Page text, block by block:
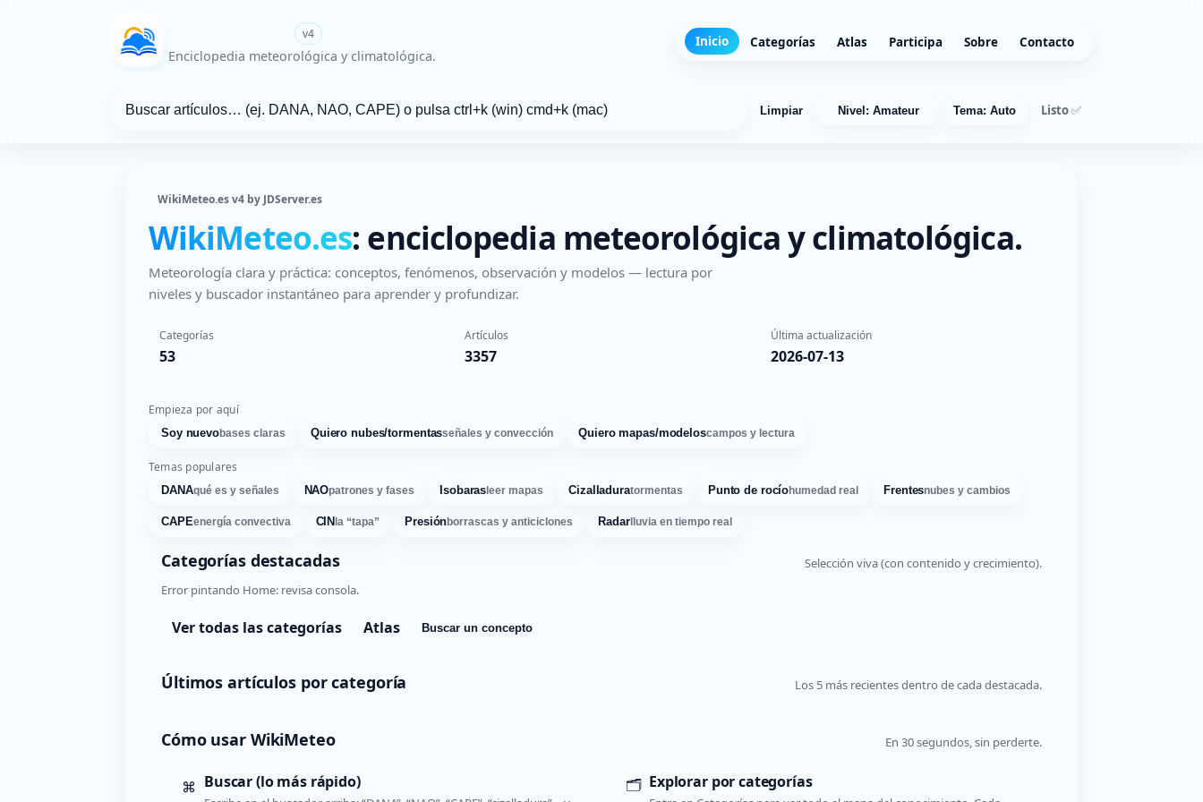
WikiMeteo.es v4
Enciclopedia meteorológica y climatológica.
Inicio Categorías Atlas Participa Sobre Contacto
Limpiar Nivel: Amateur Tema: Auto Listo ✅
WikiMeteo.es v4 by JDServer.es
WikiMeteo.es: enciclopedia meteorológica y climatológica.
Meteorología clara y práctica: conceptos, fenómenos, observación y modelos — lectura por
niveles y buscador instantáneo para aprender y profundizar.
Categorías
53
Artículos
3357
Última actualización
2026-07-13
Empieza por aquí
Soy nuevobases claras Quiero nubes/tormentasseñales y convección Quiero mapas/modeloscampos y lectura
Temas populares
DANAqué es y señales NAOpatrones y fases Isobarasleer mapas Cizalladuratormentas Punto de rocíohumedad real Frentesnubes y cambios
CAPEenergía convectiva CIN la “tapa” Presiónborrascas y anticiclones Radarlluvia en tiempo real
Categorías destacadas
Selección viva (con contenido y crecimiento).
Error pintando Home: revisa consola.
Ver todas las categorías Atlas Buscar un concepto
Últimos artículos por categoría Los 5 más recientes dentro de cada destacada.
Cómo usar WikiMeteo En 30 segundos, sin perderte.
⌘ Buscar (lo más rápido) 🗂️ Explorar por categorías